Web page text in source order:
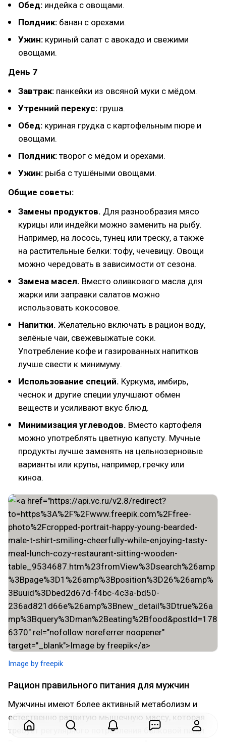
Обед: индейка с овощами.
Полдник: банан с орехами.
Ужин: куриный салат с авокадо и свежими
овощами.
День 7
Завтрак: панкейки из овсяной муки с мёдом.
Утренний перекус: груша.
Обед: куриная грудка с картофельным пюре и
овощами.
Полдник: творог с мёдом и орехами.
Ужин: рыба с тушёными овощами.
Общие советы:
Замены продуктов. Для разнообразия мясо
курицы или индейки можно заменить на рыбу.
Например, на лосось, тунец или треску, а также
на растительные белки: тофу, чечевицу. Овощи
можно чередовать в зависимости от сезона.
Замена масел. Вместо оливкового масла для
жарки или заправки салатов можно
использовать кокосовое.
Напитки. Желательно включать в рацион воду,
зелёные чаи, свежевыжатые соки.
Употребление кофе и газированных напитков
лучше свести к минимуму.
Использование специй. Куркума, имбирь,
чеснок и другие специи улучшают обмен
веществ и усиливают вкус блюд.
Минимизация углеводов. Вместо картофеля
можно употреблять цветную капусту. Мучные
продукты лучше заменять на цельнозерновые
варианты или крупы, например, гречку или
киноа.
Image by freepik
Рацион правильного питания для мужчин
Мужчины имеют более активный метаболизм и
естественно развитую мышечную массу, которая
требует регулярного потребления белковой пищи.